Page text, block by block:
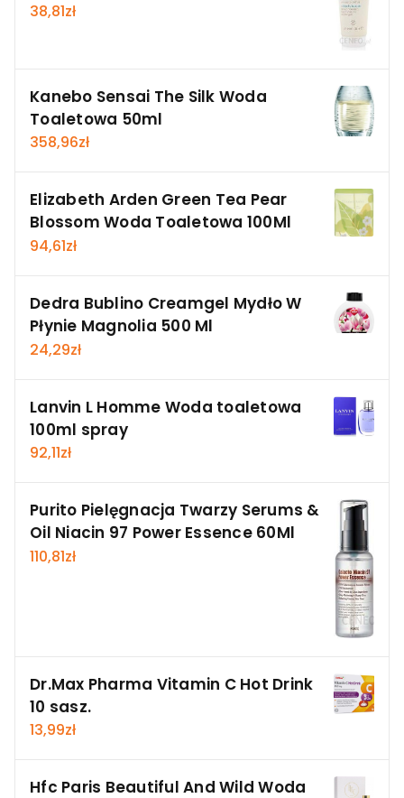
38,81zł
Kanebo Sensai The Silk Woda
Toaletowa 50ml
358,96zł
Elizabeth Arden Green Tea Pear
Blossom Woda Toaletowa 100Ml
94,61zł
Dedra Bublino Creamgel Mydło W
Płynie Magnolia 500 Ml
24,29zł
Lanvin L Homme Woda toaletowa
100ml spray
92,11zł
Purito Pielęgnacja Twarzy Serums &
Oil Niacin 97 Power Essence 60Ml
110,81zł
Dr.Max Pharma Vitamin C Hot Drink
10 sasz.
13,99zł
Hfc Paris Beautiful And Wild Woda